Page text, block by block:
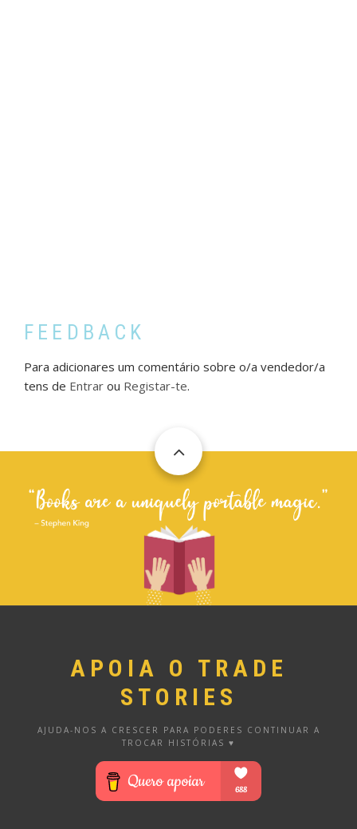
FEEDBACK
Para adicionares um comentário sobre o/a vendedor/a
tens de Entrar ou Registar-te.
APOIA O TRADE
STORIES
AJUDA-NOS A CRESCER PARA PODERES CONTINUAR A
TROCAR HISTÓRIAS ♥